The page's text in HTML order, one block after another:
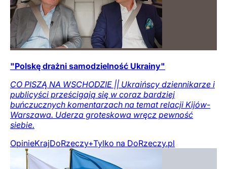
"Polskę drażni samodzielność Ukrainy"
CO PISZĄ NA WSCHODZIE || Ukraińscy dziennikarze i
publicyści prześcigają się w coraz bardziej
buńczucznych komentarzach na temat relacji Kijów-
Warszawa. Uderza groteskowa wręcz pewność
siebie.
OpinieKrajDoRzeczy+Tylko na DoRzeczy.pl